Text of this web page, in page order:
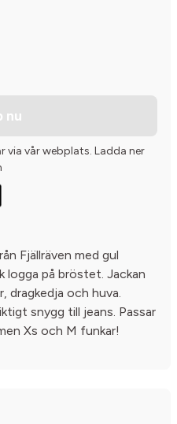
nu
via vår webplats. Ladda ner
Fjällräven med gul
logga på bröstet. Jackan
dragkedja och huva.
snygg till jeans. Passar
Xs och M funkar!